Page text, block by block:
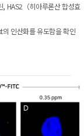
HAS2（히아루론산 합성효
인산화를 유도함을 확인